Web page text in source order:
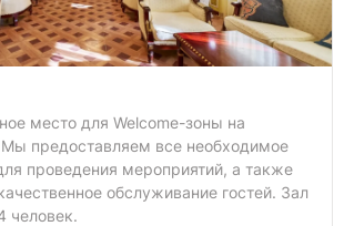
место для Welcome-зоны на
предоставляем все необходимое
проведения мероприятий, а также
обслуживание гостей. Зал
человек.